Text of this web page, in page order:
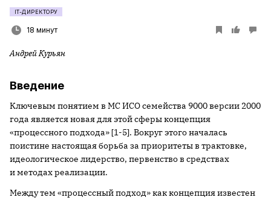
IT-ДИРЕКТОРУ
18 минут
Андрей Курьян
Введение
Ключевым понятием в МС ИСО семейства 9000 версии 2000
года является новая для этой сферы концепция
«процессного подхода» [1-5]. Вокруг этого началась
поистине настоящая борьба за приоритеты в трактовке,
идеологическое лидерство, первенство в средствах
и методах реализации.
Между тем «процессный подход» как концепция известен